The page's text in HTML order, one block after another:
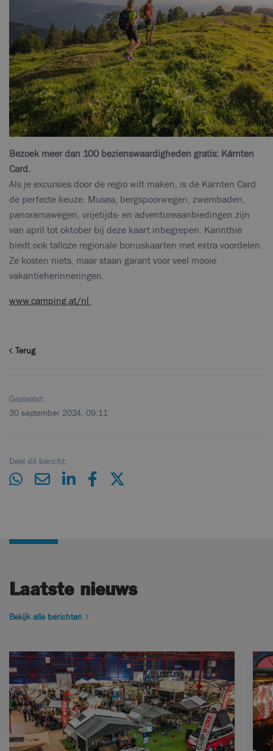
Terug
Geplaatst:
30 september 2024, 09:11
Deel dit bericht:
Bezoek meer dan 100 bezienswaardigheden gratis: Kärnten
Card.
Als je excursies door de regio wilt maken, is de Kärnten Card
de perfecte keuze. Musea, bergspoorwegen, zwembaden,
panoramawegen, vrijetijds- en adventureaanbiedingen zijn
van april tot oktober bij deze kaart inbegrepen. Karinthië
biedt ook talloze regionale bonuskaarten met extra voordelen.
Ze kosten niets, maar staan garant voor veel mooie
vakantieherinneringen.
www.camping.at/nl
Laatste nieuws
Bekijk alle berichten